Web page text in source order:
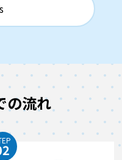
の流れ